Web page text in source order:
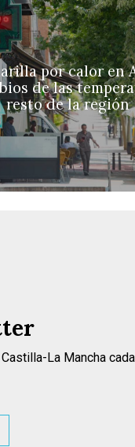
por calor en
de las
resto de la región
La Mancha